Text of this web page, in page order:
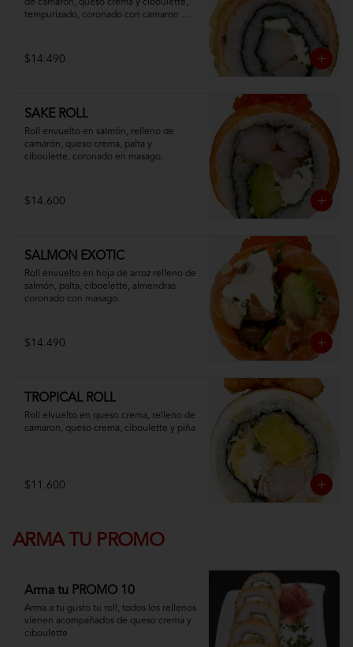
de camarón, queso crema y ciboulette,
tempurizado, coronado con camaron
$14.490
SAKE ROLL
Roll envuelto en salmón, relleno de
camarón, queso crema, palta y
ciboulette, coronado en masago.
$14.600
SALMON EXOTIC
Roll envuelto en hoja de arroz relleno de
salmón, palta, ciboelette, almendras
coronado con masago.
$14.490
TROPICAL ROLL
Roll elvuelto en queso crema, relleno de
camaron, queso crema, ciboulette y piña
$11.600
ARMA TU PROMO
Arma tu PROMO 10
Arma a tu gusto tu roll, todos los rellenos
vienen acompañados de queso crema y
ciboulette